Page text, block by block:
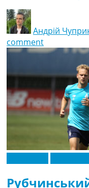
Андрій
comment